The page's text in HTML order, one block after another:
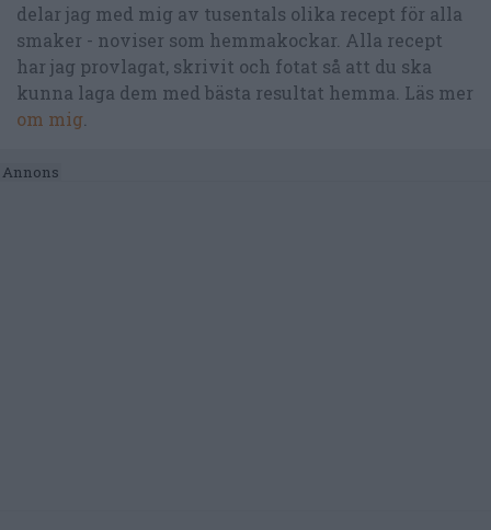
delar jag med mig av tusentals olika recept för alla
smaker - noviser som hemmakockar. Alla recept
har jag provlagat, skrivit och fotat så att du ska
kunna laga dem med bästa resultat hemma. Läs mer
om mig